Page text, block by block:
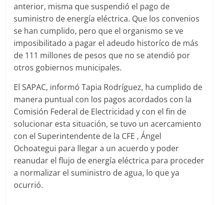
anterior, misma que suspendió el pago de
suministro de energía eléctrica. Que los convenios
se han cumplido, pero que el organismo se ve
imposibilitado a pagar el adeudo historíco de más
de 111 millones de pesos que no se atendió por
otros gobiernos municipales.
El SAPAC, informó Tapia Rodríguez, ha cumplido de
manera puntual con los pagos acordados con la
Comisión Federal de Electricidad y con el fin de
solucionar esta situación, se tuvo un acercamiento
con el Superintendente de la CFE , Ángel
Ochoategui para llegar a un acuerdo y poder
reanudar el flujo de energía eléctrica para proceder
a normalizar el suministro de agua, lo que ya
ocurrió.